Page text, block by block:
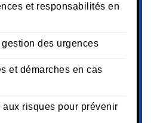
et responsabilités en
des urgences
et démarches en cas
risques pour prévenir